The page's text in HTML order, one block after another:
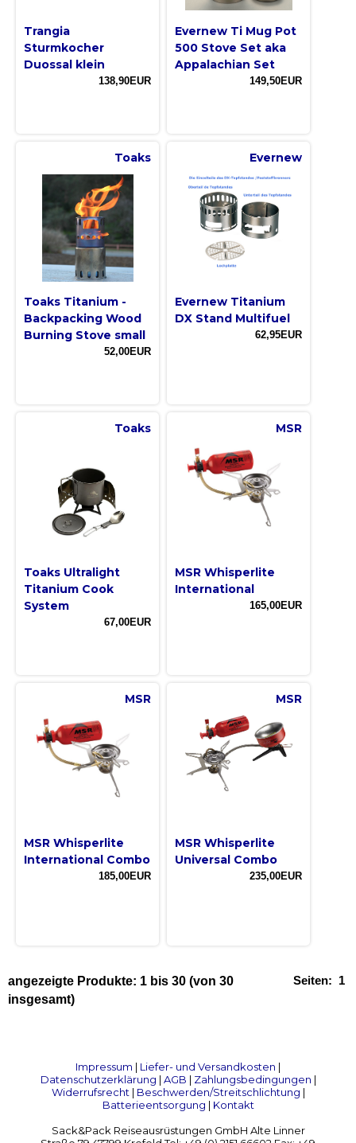
Trangia
Sturmkocher
Duossal klein
138,90EUR
Evernew Ti Mug Pot
500 Stove Set aka
Appalachian Set
149,50EUR
Toaks
Toaks Titanium -
Backpacking Wood
Burning Stove small
52,00EUR
Evernew
Evernew Titanium
DX Stand Multifuel
62,95EUR
Toaks
Toaks Ultralight
Titanium Cook
System
67,00EUR
MSR
MSR Whisperlite
International
165,00EUR
MSR
MSR Whisperlite
International Combo
185,00EUR
MSR
MSR Whisperlite
Universal Combo
235,00EUR
Seiten: 1
angezeigte Produkte: 1 bis 30 (von 30
insgesamt)
Impressum | Liefer- und Versandkosten |
Datenschutzerklärung | AGB | Zahlungsbedingungen |
Widerrufsrecht | Beschwerden/Streitschlichtung |
Batterieentsorgung | Kontakt
Sack&Pack Reiseausrüstungen GmbH Alte Linner